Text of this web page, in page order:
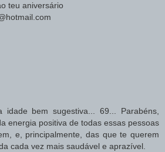
teu aniversário
idade bem sugestiva... 69... Parabéns,
energia positiva de todas essas pessoas
e, principalmente, das que te querem
cada vez mais saudável e aprazível.